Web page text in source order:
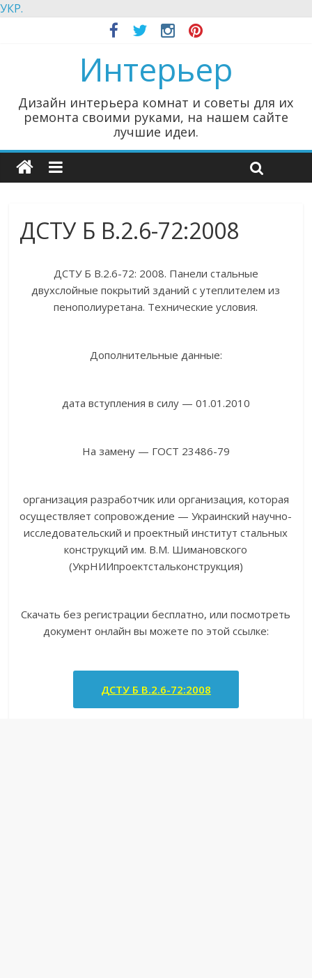
УКР.
Интерьер
Дизайн интерьера комнат и советы для их
ремонта своими руками, на нашем сайте
лучшие идеи.
ДСТУ Б В.2.6-72:2008
ДСТУ Б В.2.6-72: 2008. Панели стальные
двухслойные покрытий зданий с утеплителем из
пенополиуретана. Технические условия.
Дополнительные данные:
дата вступления в силу — 01.01.2010
На замену — ГОСТ 23486-79
организация разработчик или организация, которая
осуществляет сопровождение — Украинский научно-
исследовательский и проектный институт стальных
конструкций им. В.М. Шимановского
(УкрНИИпроектстальконструкция)
Скачать без регистрации бесплатно, или посмотреть
документ онлайн вы можете по этой ссылке:
ДСТУ Б В.2.6-72:2008